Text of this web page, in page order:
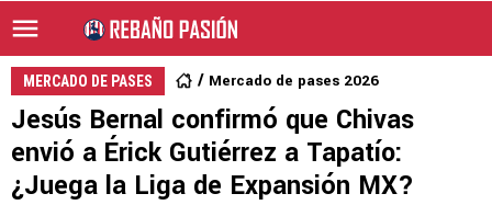
MERCADO DE PASES Mercado de pases 2026
Jesús Bernal confirmó que Chivas
envió a Érick Gutiérrez a Tapatío:
¿Juega la Liga de Expansión MX?